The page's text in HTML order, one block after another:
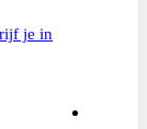
je in